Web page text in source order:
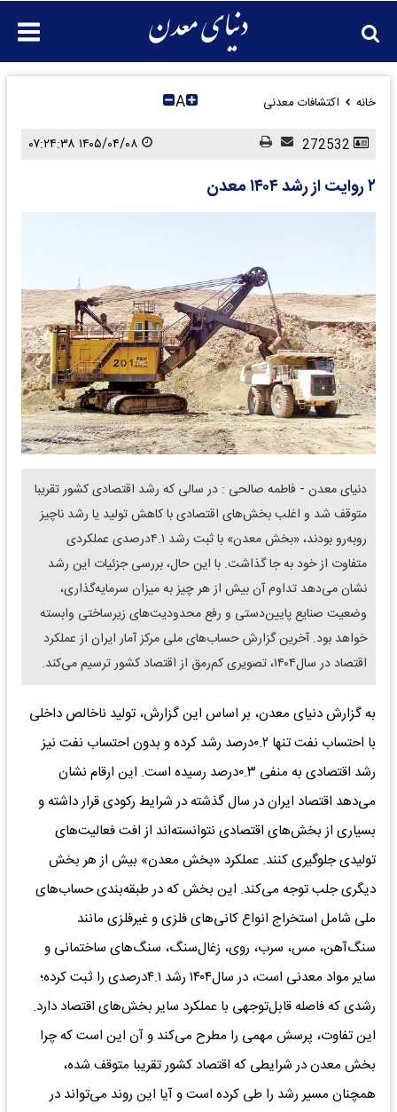
خانه اکتشافات معدنی A
۲ روایت از رشد ۱۴۰۴ معدن
دنیای معدن - فاطمه صالحی : در سالی که رشد اقتصادی کشور تقریبا
متوقف شد و اغلب بخش‌های اقتصادی با کاهش تولید یا رشد ناچیز
روبه‌رو بودند، «بخش معدن» با ثبت رشد ۴.۱درصدی عملکردی
متفاوت از خود به جا گذاشت. با این حال، بررسی جزئیات این رشد
نشان می‌دهد تداوم آن بیش از هر چیز به میزان سرمایه‌گذاری،
وضعیت صنایع پایین‌دستی و رفع محدودیت‌های زیرساختی وابسته
خواهد بود. آخرین گزارش حساب‌های ملی مرکز آمار ایران از عملکرد
اقتصاد در سال۱۴۰۴، تصویری کم‌رمق از اقتصاد کشور ترسیم می‌کند.
به گزارش دنیای معدن، بر اساس این گزارش، تولید ناخالص داخلی
با احتساب نفت تنها ۰.۲درصد رشد کرده و بدون احتساب نفت نیز
رشد اقتصادی به منفی ۰.۳درصد رسیده است. این ارقام نشان
می‌دهد اقتصاد ایران در سال گذشته در شرایط رکودی قرار داشته و
بسیاری از بخش‌های اقتصادی نتوانسته‌اند از افت فعالیت‌های
تولیدی جلوگیری کنند. عملکرد «بخش معدن» بیش از هر بخش
دیگری جلب توجه می‌کند. این بخش که در طبقه‌بندی حساب‌های
ملی شامل استخراج انواع کانی‌های فلزی و غیرفلزی مانند
سنگ‌آهن، مس، سرب، روی، زغال‌سنگ، سنگ‌های ساختمانی و
سایر مواد معدنی است، در سال۱۴۰۴ رشد ۴.۱درصدی را ثبت کرده؛
رشدی که فاصله قابل‌توجهی با عملکرد سایر بخش‌های اقتصاد دارد.
این تفاوت، پرسش مهمی را مطرح می‌کند و آن این است که چرا
بخش معدن در شرایطی که اقتصاد کشور تقریبا متوقف شده،
همچنان مسیر رشد را طی کرده است و آیا این روند می‌تواند در